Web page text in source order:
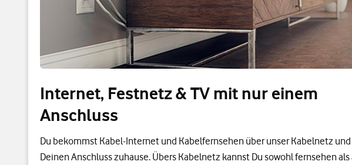
Internet, Festnetz & TV mit nur einem
Anschluss
Du bekommst Kabel-Internet und Kabelfernsehen über unser Kabelnetz und
Deinen Anschluss zuhause. Übers Kabelnetz kannst Du sowohl fernsehen als